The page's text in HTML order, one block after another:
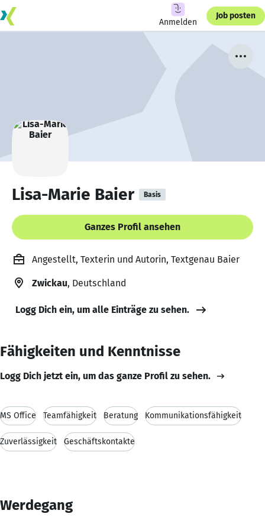
Anmelden
Job posten
Lisa-Marie Baier Basis
Ganzes Profil ansehen
Angestellt, Texterin und Autorin, Textgenau Baier
Zwickau, Deutschland
Logg Dich ein, um alle Einträge zu sehen.
Fähigkeiten und Kenntnisse
Logg Dich jetzt ein, um das ganze Profil zu sehen.
MS Office Teamfähigkeit Beratung Kommunikationsfähigkeit
Zuverlässigkeit Geschäftskontakte
Werdegang